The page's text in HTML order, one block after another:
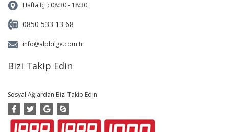
Hafta İçi : 08:30 - 18:30
0850 533 13 68
info@alpbilge.com.tr
Bizi Takip Edin
Sosyal Ağlardan Bizi Takip Edin